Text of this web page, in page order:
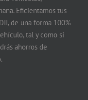
Eficientamos tus
de una forma 100%
tal y como si
ahorros de